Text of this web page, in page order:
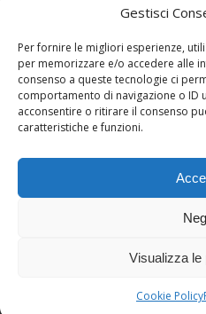
Gestisci
Per fornire le migliori esperienze,
per memorizzare e/o accedere alle
consenso a queste tecnologie ci
comportamento di navigazione o ID
acconsentire o ritirare il consenso
caratteristiche e funzioni.
Visualizza le
Cookie Policy